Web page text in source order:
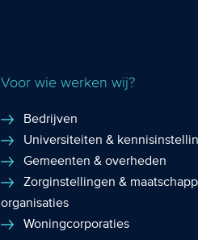
Voor wie werken wij?
Bedrijven
Universiteiten &
Gemeenten & overheden
Zorginstellingen &
organisaties
Woningcorporaties